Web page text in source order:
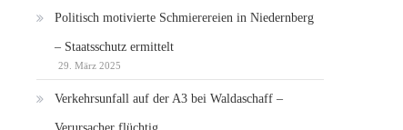
Politisch motivierte Schmierereien in Niedernberg
– Staatsschutz ermittelt
29. März 2025
Verkehrsunfall auf der A3 bei Waldaschaff –